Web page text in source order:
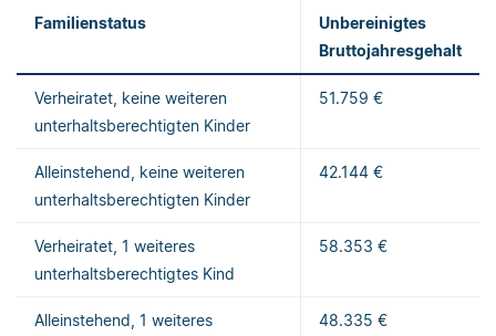
Familienstatus
Unbereinigtes
Bruttojahresgehalt
Verheiratet, keine weiteren
unterhaltsberechtigten Kinder
51.759 €
Alleinstehend, keine weiteren
unterhaltsberechtigten Kinder
42.144 €
Verheiratet, 1 weiteres
unterhaltsberechtigtes Kind
58.353 €
Alleinstehend, 1 weiteres
48.335 €